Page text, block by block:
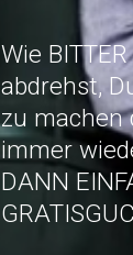
Wie
abdrehst,
zu machen
immer
DANN